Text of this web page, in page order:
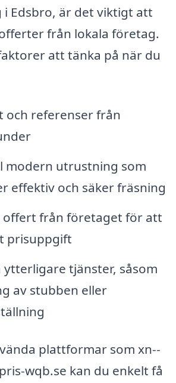
Edsbro, är det viktigt att
från lokala företag.
att tänka på när du
och referenser från
modern utrustning som
effektiv och säker fräsning
offert från företaget för att
prisuppgift
ytterligare tjänster, såsom
av stubben eller
plattformar som xn--
wqb.se kan du enkelt få